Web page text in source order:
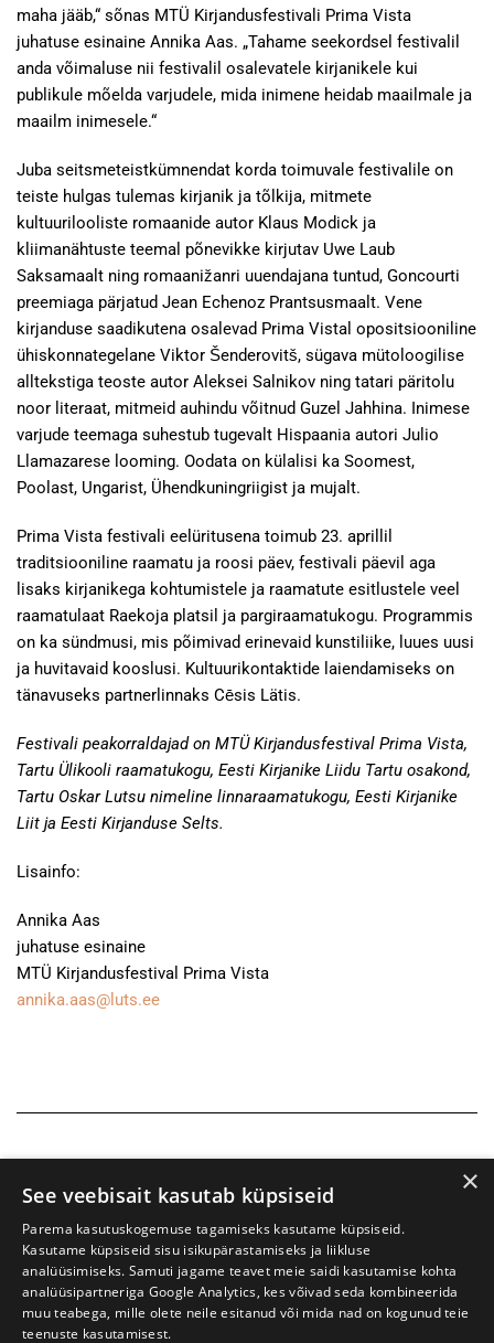
maha jääb,“ sõnas MTÜ Kirjandusfestivali Prima Vista
juhatuse esinaine Annika Aas. „Tahame seekordsel festivalil
anda võimaluse nii festivalil osalevatele kirjanikele kui
publikule mõelda varjudele, mida inimene heidab maailmale ja
maailm inimesele.“
Juba seitsmeteistkümnendat korda toimuvale festivalile on
teiste hulgas tulemas kirjanik ja tõlkija, mitmete
kultuurilooliste romaanide autor Klaus Modick ja
kliimanähtuste teemal põnevikke kirjutav Uwe Laub
Saksamaalt ning romaanižanri uuendajana tuntud, Goncourti
preemiaga pärjatud Jean Echenoz Prantsusmaalt. Vene
kirjanduse saadikutena osalevad Prima Vistal opositsiooniline
ühiskonnategelane Viktor Šenderovitš, sügava mütoloogilise
alltekstiga teoste autor Aleksei Salnikov ning tatari päritolu
noor literaat, mitmeid auhindu võitnud Guzel Jahhina. Inimese
varjude teemaga suhestub tugevalt Hispaania autori Julio
Llamazarese looming. Oodata on külalisi ka Soomest,
Poolast, Ungarist, Ühendkuningriigist ja mujalt.
Prima Vista festivali eelüritusena toimub 23. aprillil
traditsiooniline raamatu ja roosi päev, festivali päevil aga
lisaks kirjanikega kohtumistele ja raamatute esitlustele veel
raamatulaat Raekoja platsil ja pargiraamatukogu. Programmis
on ka sündmusi, mis põimivad erinevaid kunstiliike, luues uusi
ja huvitavaid kooslusi. Kultuurikontaktide laiendamiseks on
tänavuseks partnerlinnaks Cēsis Lätis.
Festivali peakorraldajad on MTÜ Kirjandusfestival Prima Vista,
Tartu Ülikooli raamatukogu, Eesti Kirjanike Liidu Tartu osakond,
Tartu Oskar Lutsu nimeline linnaraamatukogu, Eesti Kirjanike
Liit ja Eesti Kirjanduse Selts.
Lisainfo:
Annika Aas
juhatuse esinaine
MTÜ Kirjandusfestival Prima Vista
annika.aas@luts.ee
×
See veebisait kasutab küpsiseid
Parema kasutuskogemuse tagamiseks kasutame küpsiseid.
Kasutame küpsiseid sisu isikupärastamiseks ja liikluse
analüüsimiseks. Samuti jagame teavet meie saidi kasutamise kohta
analüüsipartneriga Google Analytics, kes võivad seda kombineerida
muu teabega, mille olete neile esitanud või mida nad on kogunud teie
teenuste kasutamisest.